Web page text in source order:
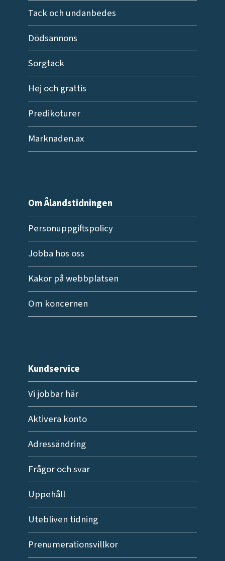
Tack och undanbedes
Dödsannons
Sorgtack
Hej och grattis
Predikoturer
Marknaden.ax
Om Ålandstidningen
Personuppgiftspolicy
Jobba hos oss
Kakor på webbplatsen
Om koncernen
Kundservice
Vi jobbar här
Aktivera konto
Adressändring
Frågor och svar
Uppehåll
Utebliven tidning
Prenumerationsvillkor